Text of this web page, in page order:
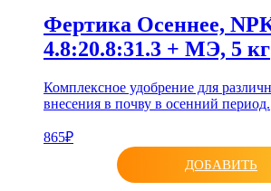
Фертика Осеннее,
4.8:20.8:31.3 + МЭ, 5 кг
Комплексное удобрение для
внесения в почву в осенний период.
865₽
ДОБАВИТЬ